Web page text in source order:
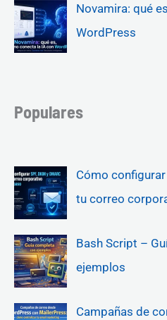
Novamira: qué
WordPress
Populares
Cómo configurar
tu correo
Bash Script –
ejemplos
Campañas de